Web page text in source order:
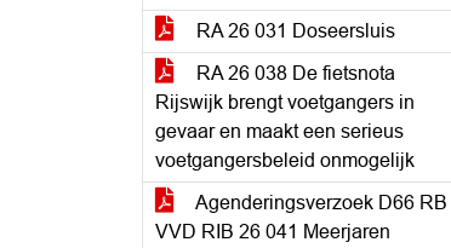
RA 26 031 Doseersluis
RA 26 038 De fietsnota
Rijswijk brengt voetgangers in
gevaar en maakt een serieus
voetgangersbeleid onmogelijk
Agenderingsverzoek D66 RB
VVD RIB 26 041 Meerjaren